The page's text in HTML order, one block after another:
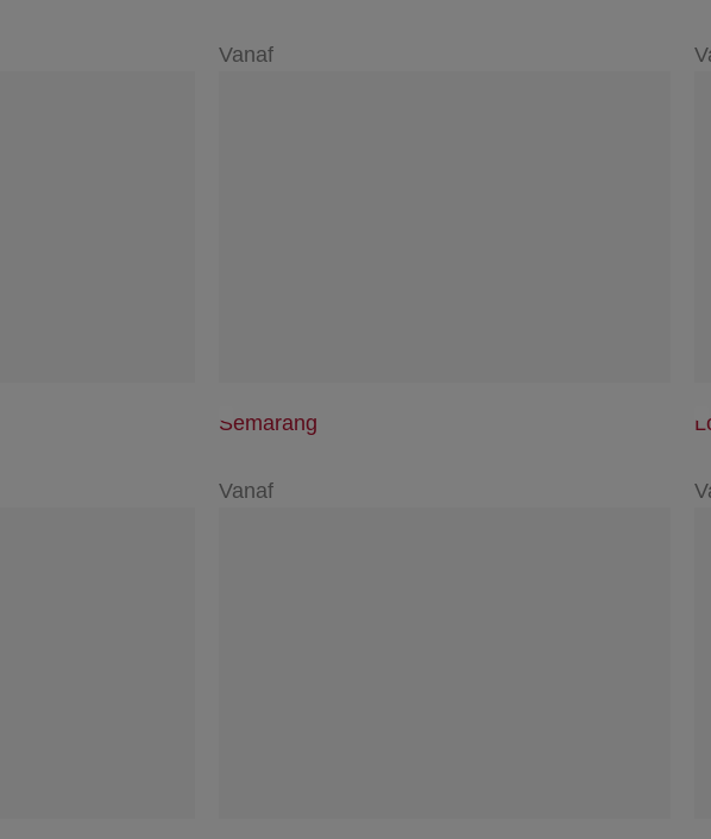
Vanaf
Semarang
Vanaf